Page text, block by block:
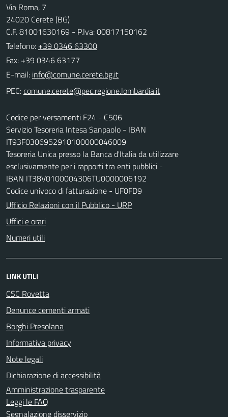
Via Roma, 7
24020 Cerete (BG)
C.F. 81001630169 - P.Iva: 00817150162
Telefono: +39 0346 63300
Fax: +39 0346 63177
E-mail:
PEC:
Codice per versamenti F24 - C506
Servizio Tesoreria Intesa Sanpaolo - IBAN
IT93F0306952910100000046009
Tesoreria Unica presso la Banca d'Italia da utilizzare
esclusivamente per i rapporti tra enti pubblici -
IBAN IT38V0100004306TU0000006192
Codice univoco di fatturazione - UF0FD9
Ufficio Relazioni con il Pubblico - URP
Uffici e orari
Numeri utili
LINK UTILI
CSC Rovetta
Denunce cementi armati
Borghi Presolana
Informativa privacy
Note legali
Dichiarazione di accessibilità
Amministrazione trasparente
Leggi le FAQ
Segnalazione disservizio